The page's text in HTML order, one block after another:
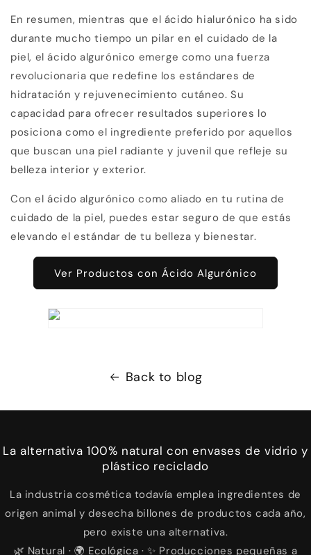
En resumen, mientras que el ácido hialurónico ha sido
durante mucho tiempo un pilar en el cuidado de la
piel, el ácido algurónico emerge como una fuerza
revolucionaria que redefine los estándares de
hidratación y rejuvenecimiento cutáneo. Su
capacidad para ofrecer resultados superiores lo
posiciona como el ingrediente preferido por aquellos
que buscan una piel radiante y juvenil que refleje su
belleza interior y exterior.
Con el ácido algurónico como aliado en tu rutina de
cuidado de la piel, puedes estar seguro de que estás
elevando el estándar de tu belleza y bienestar.
Ver Productos con Ácido Algurónico
Back to blog
La alternativa 100% natural con envases de vidrio y
plástico reciclado
La industria cosmética todavía emplea ingredientes de
origen animal y desecha billones de productos cada año,
pero existe una alternativa.
🌿 Natural · 🌍 Ecológica · ✨ Producciones pequeñas a